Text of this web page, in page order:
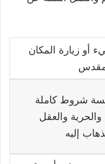
أو زيارة المكان
شروط كاملة
والحرية والعقل
إليه